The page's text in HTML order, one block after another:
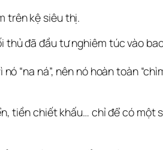
trên kệ siêu thị.
thủ đã đầu tư nghiêm túc vào
nó “na ná”, nên nó hoàn toàn
tiền chiết khấu… chỉ để có một